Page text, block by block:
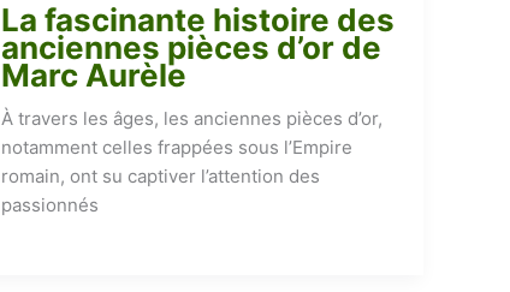
La fascinante histoire des
anciennes pièces d’or de
Marc Aurèle
À travers les âges, les anciennes pièces d’or,
notamment celles frappées sous l’Empire
romain, ont su captiver l’attention des
passionnés